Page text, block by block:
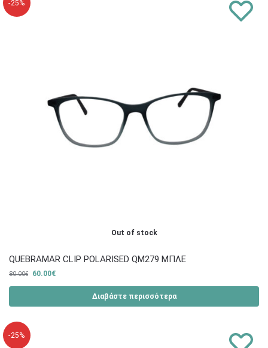
-25%
Out of stock
QUEBRAMAR CLIP POLARISED QM279 ΜΠΛΕ
80.00€ 60.00€
Διαβάστε περισσότερα
-25%